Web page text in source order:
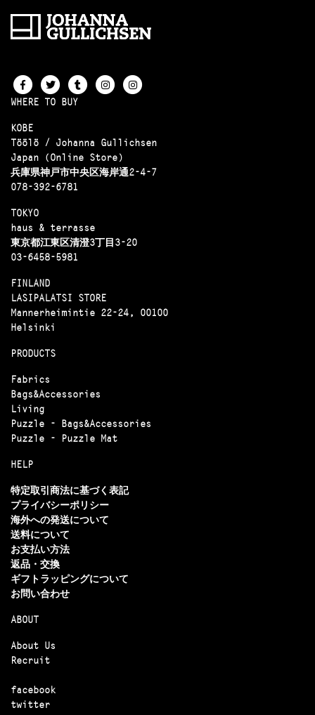
WHERE TO BUY
KOBE
Töölö / Johanna Gullichsen
Japan (Online Store)
兵庫県神戸市中央区海岸通2-4-7
078-392-6781
TOKYO
haus & terrasse
東京都江東区清澄3丁目3-20
03-6458-5981
FINLAND
LASIPALATSI STORE
Mannerheimintie 22-24, 00100
Helsinki
PRODUCTS
Fabrics
Bags&Accessories
Living
Puzzle - Bags&Accessories
Puzzle - Puzzle Mat
HELP
特定取引商法に基づく表記
プライバシーポリシー
海外への発送について
送料について
お支払い方法
返品・交換
ギフトラッピングについて
お問い合わせ
ABOUT
About Us
Recruit
facebook
twitter